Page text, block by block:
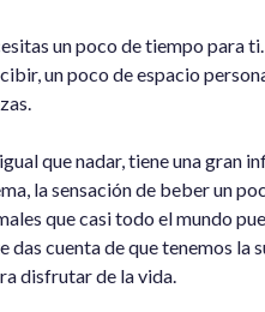
un poco de tiempo para
un poco de espacio
que nadar, tiene una gran
la sensación de beber un
que casi todo el mundo
das cuenta de que tenemos
disfrutar de la vida.